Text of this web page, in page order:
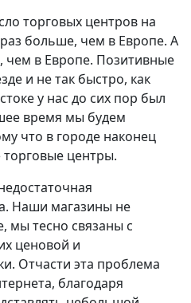
торговых центров на
больше, чем в Европе. А
чем в Европе. Позитивные
и не так быстро, как
у нас до сих пор был
время мы будем
что в городе наконец
центры.
Наши магазины не
мы тесно связаны с
ценовой и
Отчасти эта проблема
благодаря